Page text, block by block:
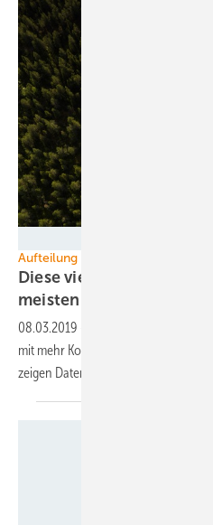
Aufteilung Windkraftmarkt
Diese vier Turbinenbauer
meisten Anlagen
08.03.2019
mit mehr Konzentration auf Turbinen
zeigen Daten des UL